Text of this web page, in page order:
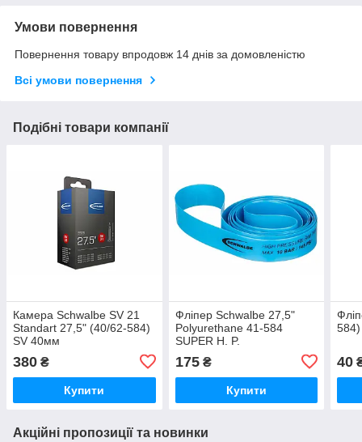
Умови повернення
Повернення товару впродовж 14 днів за домовленістю
Всі умови повернення
Подібні товари компанії
Камера Schwalbe SV 21
Standart 27,5" (40/62-584)
SV 40мм
380 ₴
Купити
Фліпер Schwalbe 27,5"
Polyurethane 41-584
SUPER H. P.
175₴
Купити
40
Акційні пропозиції та новинки